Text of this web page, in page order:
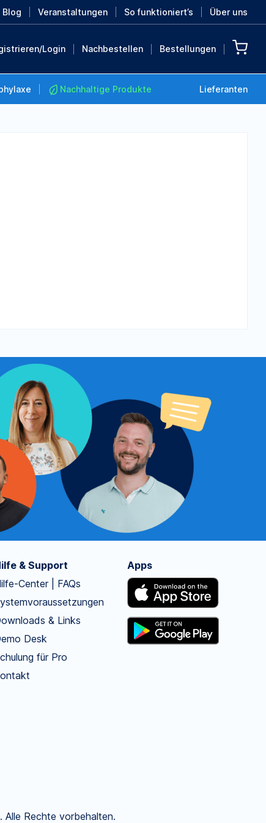
Blog Veranstaltungen So funktioniert’s Über uns
Login Nachbestellen Bestellungen
Nachhaltige Produkte Lieferanten
& Support
Center | FAQs
& Links
Desk
für Pro
Apps
Rechte vorbehalten.